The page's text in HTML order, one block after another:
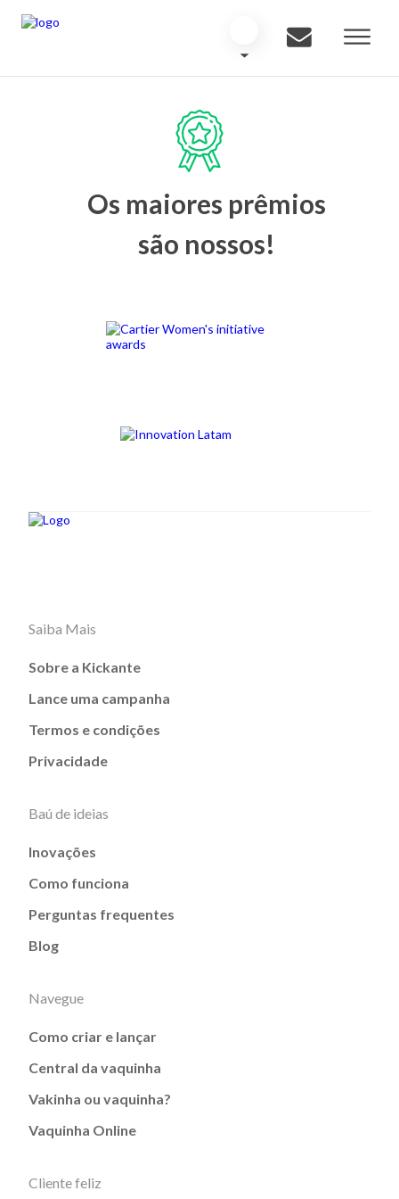
Os maiores prêmios
são nossos!
Saiba Mais
Sobre a Kickante
Lance uma campanha
Termos e condições
Privacidade
Baú de ideias
Inovações
Como funciona
Perguntas frequentes
Blog
Navegue
Como criar e lançar
Central da vaquinha
Vakinha ou vaquinha?
Vaquinha Online
Cliente feliz